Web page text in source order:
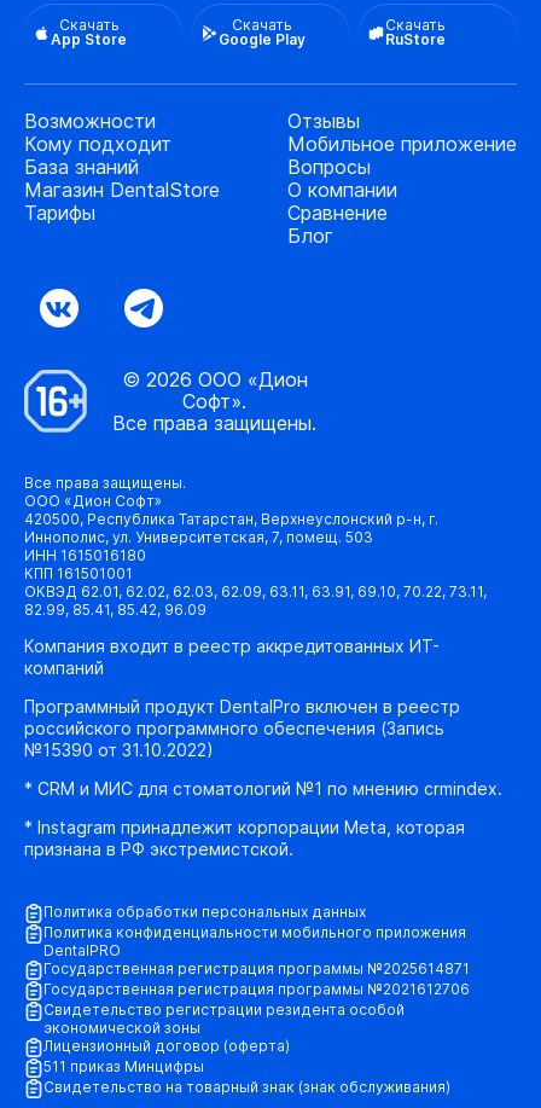
Скачать
App Store
Скачать
Google Play
Скачать
RuStore
Возможности
Кому подходит
База знаний
Магазин DentalStore
Тарифы
Отзывы
Мобильное приложение
Вопросы
О компании
Сравнение
Блог
© 2026 ООО «Дион
Софт».
Все права защищены.
Все права защищены.
ООО «Дион Софт»
420500, Республика Татарстан, Верхнеуслонский р-н, г.
Иннополис, ул. Университетская, 7, помещ. 503
ИНН 1615016180
КПП 161501001
ОКВЭД 62.01, 62.02, 62.03, 62.09, 63.11, 63.91, 69.10, 70.22, 73.11,
82.99, 85.41, 85.42, 96.09
Компания входит в реестр аккредитованных ИТ-
компаний
Программный продукт DentalPro включен в реестр
российского программного обеспечения (Запись
№15390 от 31.10.2022)
* CRM и МИС для стоматологий №1 по мнению crmindex.
* Instagram принадлежит корпорации Meta, которая
признана в РФ экстремистской.
Политика обработки персональных данных
Политика конфиденциальности мобильного приложения
DentalPRO
Государственная регистрация программы №2025614871
Государственная регистрация программы №2021612706
Свидетельство регистрации резидента особой
экономической зоны
Лицензионный договор (оферта)
511 приказ Минцифры
Свидетельство на товарный знак (знак обслуживания)